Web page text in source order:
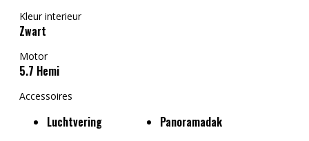
Kleur interieur
Zwart
Motor
5.7 Hemi
Accessoires
Luchtvering Panoramadak